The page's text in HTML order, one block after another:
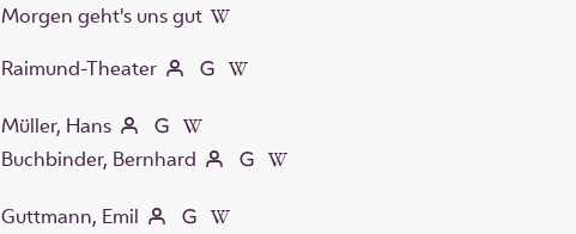
Müller, Hans
Buchbinder, Bernhard
Guttmann, Emil
Raimund-Theater
Morgen geht's uns gut